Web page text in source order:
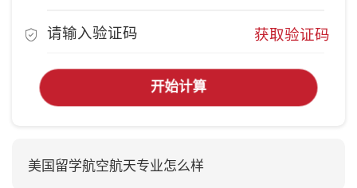
获取验证码
开始计算
美国留学航空航天专业怎么样